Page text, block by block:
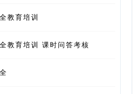
教育培训
教育培训 课时问答考核